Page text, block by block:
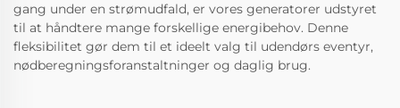
gang under en strømudfald, er vores generatorer udstyret
til at håndtere mange forskellige energibehov. Denne
fleksibilitet gør dem til et ideelt valg til udendørs eventyr,
nødberegningsforanstaltninger og daglig brug.